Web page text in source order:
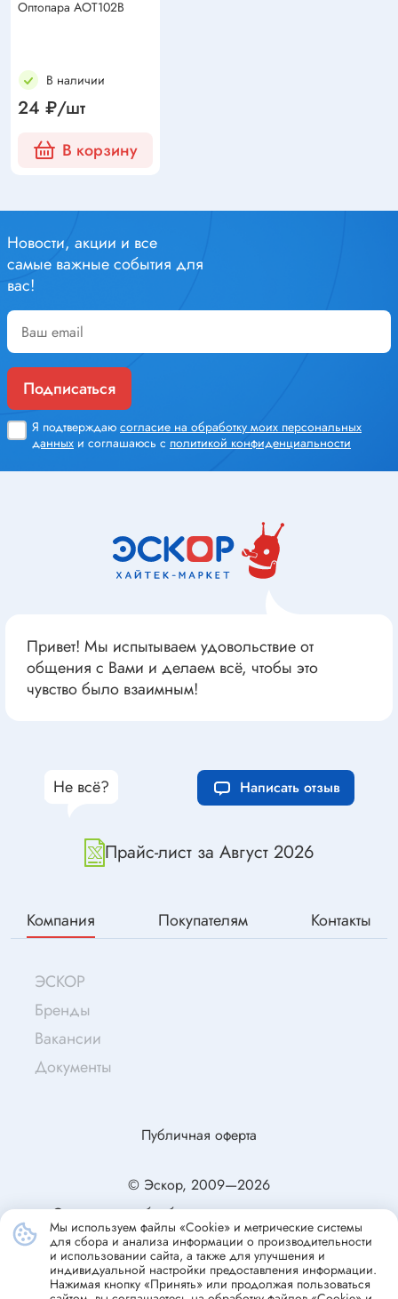
Оптопара АОТ102В
В наличии
24 ₽/шт
В корзину
Новости, акции и все
самые важные события для
вас!
Подписаться
Я подтверждаю согласие на обработку моих персональных
данных и соглашаюсь с политикой конфиденциальности
Привет! Мы испытываем удовольствие от
общения с Вами и делаем всё, чтобы это
чувство было взаимным!
Прайс-лист за Август 2026
Не всё? Написать отзыв
Компания Покупателям Контакты
ЭСКОР
Бренды
Вакансии
Документы
© Эскор, 2009—2026
Согласие на обработку персональных данных
Политика конфиденциальности
Публичная оферта
Мы используем файлы «Cookie» и метрические системы
для сбора и анализа информации о производительности
и использовании сайта, а также для улучшения и
индивидуальной настройки предоставления информации.
Нажимая кнопку «Принять» или продолжая пользоваться